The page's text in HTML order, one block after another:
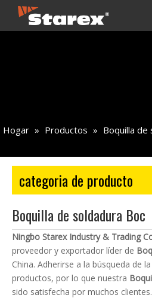
Hogar » Productos » Boquilla de
categoria de producto
Boquilla de soldadura Boc
Ningbo Starex Industry & Trading
proveedor y exportador líder de
China. Adherirse a la búsqueda de
productos, por lo que nuestra
sido satisfecha por muchos